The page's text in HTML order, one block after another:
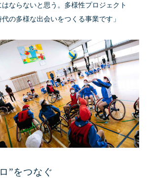
ならないと思う。多様性プロジェクト
の多様な出会いをつくる事業です」
”をつなぐ